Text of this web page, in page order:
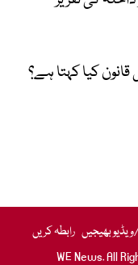
قانون کیا کہتا ہے؟
بھیجیں رابطہ کریں